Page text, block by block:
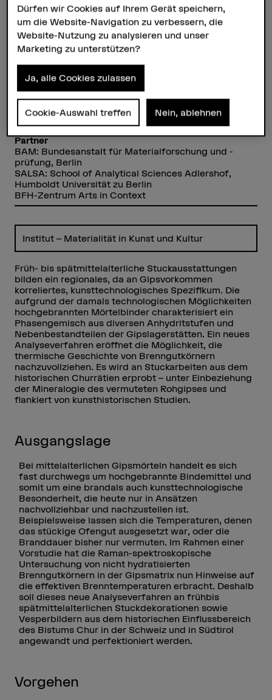
Institut(e)
Institut – Materialität in Kunst und Kultur
Förderorganisation
Stiftung zur Förderung der Denkmalpflege, Zürich
Laufzeit (geplant)
01.01.2018 - 31.12.2018
Projektleitung
Petra Dariz
Partner
BAM: Bundesanstalt für Materialforschung und -
prüfung, Berlin
SALSA: School of Analytical Sciences Adlershof,
Humboldt Universität zu Berlin
BFH-Zentrum Arts in Context
Institut – Materialität in Kunst und Kultur
Früh- bis spätmittelalterliche Stuckausstattungen
bilden ein regionales, da an Gipsvorkommen
korreliertes, kunsttechnologisches Spezifikum. Die
aufgrund der damals technologischen Möglichkeiten
hochgebrannten Mörtelbinder charakterisiert ein
Phasengemisch aus diversen Anhydritstufen und
Nebenbestandteilen der Gipslagerstätten. Ein neues
Analyseverfahren eröffnet die Möglichkeit, die
thermische Geschichte von Brenngutkörnern
nachzuvollziehen. Es wird an Stuckarbeiten aus dem
historischen Churrätien erprobt – unter Einbeziehung
der Mineralogie des vermuteten Rohgipses und
flankiert von kunsthistorischen Studien.
Ausgangslage
Bei mittelalterlichen Gipsmörteln handelt es sich
fast durchwegs um hochgebrannte Bindemittel und
somit um eine brandals auch kunsttechnologische
Besonderheit, die heute nur in Ansätzen
nachvollziehbar und nachzustellen ist.
Beispielsweise lassen sich die Temperaturen, denen
das stückige Ofengut ausgesetzt war, oder die
Branddauer bisher nur vermuten. Im Rahmen einer
Vorstudie hat die Raman-spektroskopische
Untersuchung von nicht hydratisierten
Brenngutkörnern in der Gipsmatrix nun Hinweise auf
die effektiven Brenntemperaturen erbracht. Deshalb
soll dieses neue Analyseverfahren an frühbis
spätmittelalterlichen Stuckdekorationen sowie
Vesperbildern aus dem historischen Einflussbereich
des Bistums Chur in der Schweiz und in Südtirol
angewandt und perfektioniert werden.
Vorgehen
Dürfen wir Cookies auf Ihrem Gerät speichern,
um die Website-Navigation zu verbessern, die
Website-Nutzung zu analysieren und unser
Marketing zu unterstützen?
Ja, alle Cookies zulassen
Cookie-Auswahl treffen Nein, ablehnen